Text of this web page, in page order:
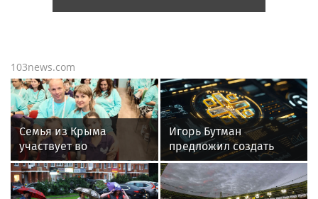
103news.com
Семья из Крыма
участвует во
всероссийском
фестивале «Крылья
детства»
Игорь Бутман
предложил создать
консерваторию для
джаза в России